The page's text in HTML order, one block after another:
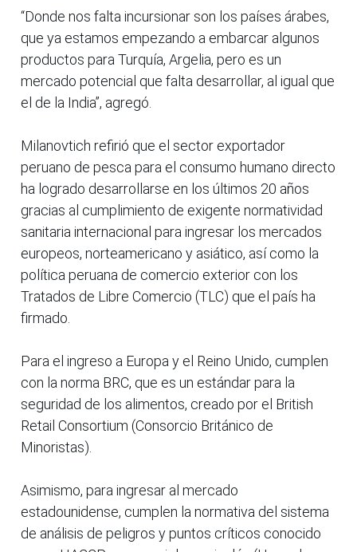
“Donde nos falta incursionar son los países árabes,
que ya estamos empezando a embarcar algunos
productos para Turquía, Argelia, pero es un
mercado potencial que falta desarrollar, al igual que
el de la India”, agregó.
Milanovtich refirió que el sector exportador
peruano de pesca para el consumo humano directo
ha logrado desarrollarse en los últimos 20 años
gracias al cumplimiento de exigente normatividad
sanitaria internacional para ingresar los mercados
europeos, norteamericano y asiático, así como la
política peruana de comercio exterior con los
Tratados de Libre Comercio (TLC) que el país ha
firmado.
Para el ingreso a Europa y el Reino Unido, cumplen
con la norma BRC, que es un estándar para la
seguridad de los alimentos, creado por el British
Retail Consortium (Consorcio Británico de
Minoristas).
Asimismo, para ingresar al mercado
estadounidense, cumplen la normativa del sistema
de análisis de peligros y puntos críticos conocido